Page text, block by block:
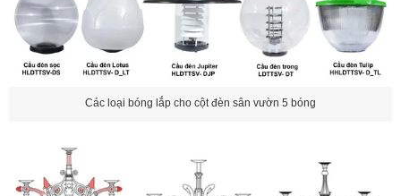
Các loại bóng lắp cho cột đèn sân vườn 5 bóng